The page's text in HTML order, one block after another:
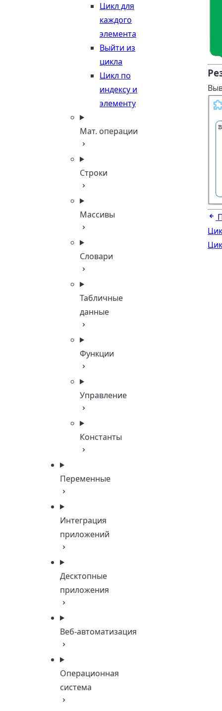
Цикл для
каждого
элемента
Выйти из
цикла
Цикл по
индексу и
элементу
Мат. операции
Строки
Массивы
Словари
Табличные
данные
Функции
Управление
Константы
Переменные
Интеграция
приложений
Десктопные
приложения
Веб-автоматизация
Операционная
система